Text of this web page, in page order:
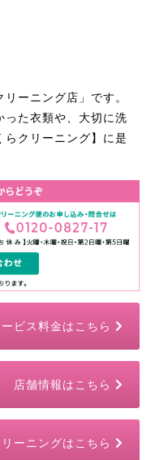
ーニング店」です。
った衣類や、大切に洗
らクリーニング】に是
ビス料金はこちら
店舗情報はこちら
ーニングはこちら